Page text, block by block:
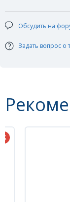
Обсудить на
Задать вопрос о